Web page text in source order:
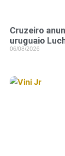
Cruzeiro
uruguaio
06/08/2026